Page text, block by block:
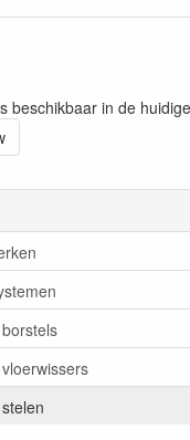
beschikbaar in de